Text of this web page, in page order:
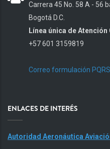
Carrera 45 No. 58 A - 56
Bogotá D.C.
Línea única de Atención
+57 601 3159819
Correo formulación
ENLACES DE INTERÉS
Autoridad Aeronáutica